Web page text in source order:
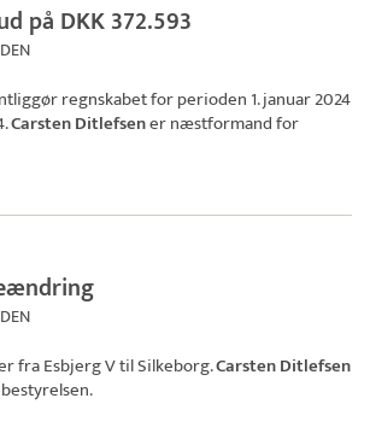
på DKK 372.593
regnskabet for perioden 1. januar 2024
Carsten Ditlefsener næstformand for
fra Esbjerg V til Silkeborg.Carsten Ditlefsen